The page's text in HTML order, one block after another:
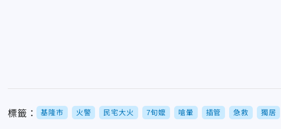
標籤： 基隆市 火警 民宅大火 7旬嬤 嗆暈 插管 急救 獨居